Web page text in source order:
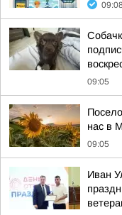
09:08
09:05
нас в
09:05
Иван